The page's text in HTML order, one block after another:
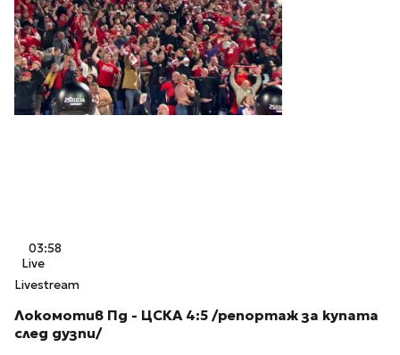
03:58
Live
Livestream
Локомотив Пд - ЦСКА 4:5 /репортаж за купата
след дузпи/